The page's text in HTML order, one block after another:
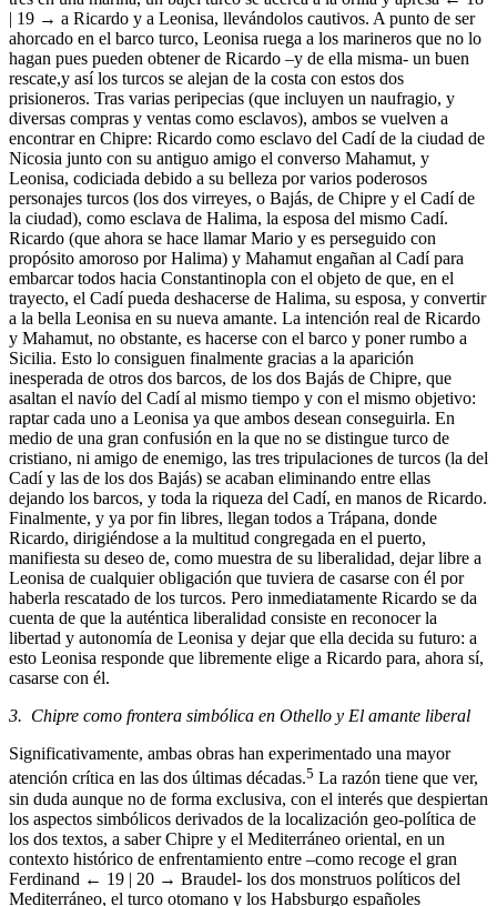
| 19 → a Ricardo y a Leonisa, llevándolos cautivos. A punto de ser
ahorcado en el barco turco, Leonisa ruega a los marineros que no lo
hagan pues pueden obtener de Ricardo –y de ella misma- un buen
rescate,y así los turcos se alejan de la costa con estos dos
prisioneros. Tras varias peripecias (que incluyen un naufragio, y
diversas compras y ventas como esclavos), ambos se vuelven a
encontrar en Chipre: Ricardo como esclavo del Cadí de la ciudad de
Nicosia junto con su antiguo amigo el converso Mahamut, y
Leonisa, codiciada debido a su belleza por varios poderosos
personajes turcos (los dos virreyes, o Bajás, de Chipre y el Cadí de
la ciudad), como esclava de Halima, la esposa del mismo Cadí.
Ricardo (que ahora se hace llamar Mario y es perseguido con
propósito amoroso por Halima) y Mahamut engañan al Cadí para
embarcar todos hacia Constantinopla con el objeto de que, en el
trayecto, el Cadí pueda deshacerse de Halima, su esposa, y convertir
a la bella Leonisa en su nueva amante. La intención real de Ricardo
y Mahamut, no obstante, es hacerse con el barco y poner rumbo a
Sicilia. Esto lo consiguen finalmente gracias a la aparición
inesperada de otros dos barcos, de los dos Bajás de Chipre, que
asaltan el navío del Cadí al mismo tiempo y con el mismo objetivo:
raptar cada uno a Leonisa ya que ambos desean conseguirla. En
medio de una gran confusión en la que no se distingue turco de
cristiano, ni amigo de enemigo, las tres tripulaciones de turcos (la del
Cadí y las de los dos Bajás) se acaban eliminando entre ellas
dejando los barcos, y toda la riqueza del Cadí, en manos de Ricardo.
Finalmente, y ya por fin libres, llegan todos a Trápana, donde
Ricardo, dirigiéndose a la multitud congregada en el puerto,
manifiesta su deseo de, como muestra de su liberalidad, dejar libre a
Leonisa de cualquier obligación que tuviera de casarse con él por
haberla rescatado de los turcos. Pero inmediatamente Ricardo se da
cuenta de que la auténtica liberalidad consiste en reconocer la
libertad y autonomía de Leonisa y dejar que ella decida su futuro: a
esto Leonisa responde que libremente elige a Ricardo para, ahora sí,
casarse con él.
3. Chipre como frontera simbólica en Othello y El amante liberal
Significativamente, ambas obras han experimentado una mayor
atención crítica en las dos últimas décadas.5 La razón tiene que ver,
sin duda aunque no de forma exclusiva, con el interés que despiertan
los aspectos simbólicos derivados de la localización geo-política de
los dos textos, a saber Chipre y el Mediterráneo oriental, en un
contexto histórico de enfrentamiento entre –como recoge el gran
Ferdinand ← 19 | 20 → Braudel- los dos monstruos políticos del
Mediterráneo, el turco otomano y los Habsburgo españoles